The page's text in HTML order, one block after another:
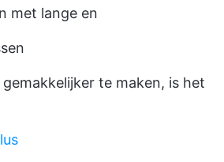
met lange en
te maken, is het